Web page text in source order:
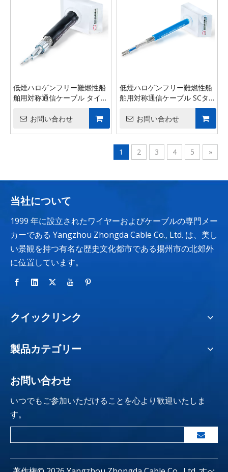
低煙ハロゲンフリー難燃性船
舶用対称通信ケーブル タイプ
お問い合わせ
低煙ハロゲンフリー難燃性船
舶用対称通信ケーブル SCタ
お問い合わせ
1 2 3 4 5 »
当社について
1999 年に設立されたワイヤーおよびケーブルの専門メー
カーである Yangzhou Zhongda Cable Co., Ltd. は、美し
い景観を持つ有名な歴史文化都市である揚州市の北郊外
に位置しています。
クイックリンク
製品カテゴリー
お問い合わせ
いつでもご参加いただけることを心より歓迎いたしま
す。